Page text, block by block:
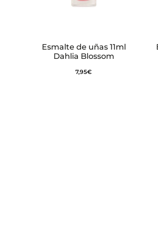
Esmalte de uñas 11ml
Dahlia Blossom
7,95€